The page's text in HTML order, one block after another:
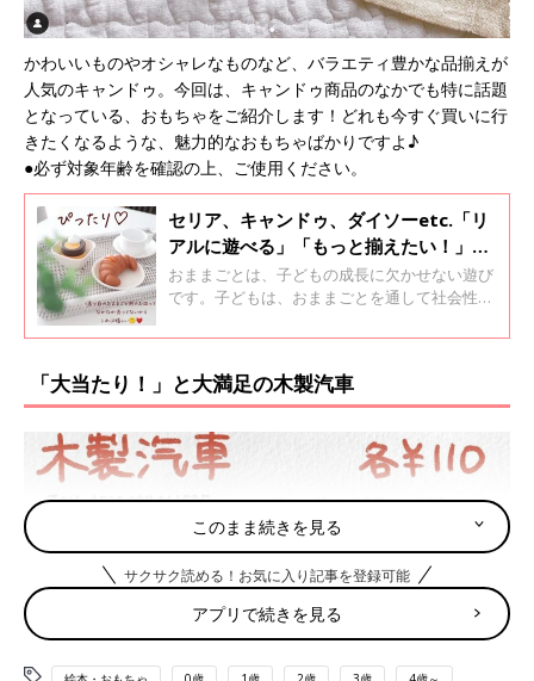
かわいいものやオシャレなものなど、バラエティ豊かな品揃えが
人気のキャンドゥ。今回は、キャンドゥ商品のなかでも特に話題
となっている、おもちゃをご紹介します！どれも今すぐ買いに行
きたくなるような、魅力的なおもちゃばかりですよ♪
●必ず対象年齢を確認の上、ご使用ください。
セリア、キャンドゥ、ダイソーetc.「リ
アルに遊べる」「もっと揃えたい！」現
役保育士も推す！コスパ最強プチプラお
もちゃ4選
おままごとは、子どもの成長に欠かせない遊び
です。子どもは、おままごとを通して社会性を
きます。他にも想像力を高めたり言葉の発達を
す！今回は、プチプラで楽しめるおままごとア
イテムを紹介します。現役保育士がおすすめポ
イントや遊び方のヒントなどを解説するのでぜ
ひ参考にしてみてくださいね♪ ●小さいパーツ
は、誤飲にご注意ください。 ●対象年齢をご確
認の上、遊んでください。
「大当たり！」と大満足の木製汽車
このまま続きを見る
サクサク読める！お気に入り記事を登録可能
アプリで続きを見る